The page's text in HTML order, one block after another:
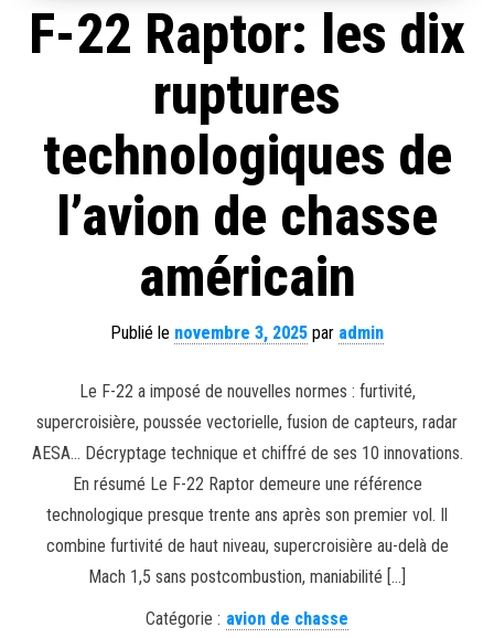
F-22 Raptor: les dix
ruptures
technologiques de
l’avion de chasse
américain
Publié le novembre 3, 2025 par admin
Le F-22 a imposé de nouvelles normes : furtivité,
supercroisière, poussée vectorielle, fusion de capteurs, radar
AESA… Décryptage technique et chiffré de ses 10 innovations.
En résumé Le F-22 Raptor demeure une référence
technologique presque trente ans après son premier vol. Il
combine furtivité de haut niveau, supercroisière au-delà de
Mach 1,5 sans postcombustion, maniabilité […]
Catégorie : avion de chasse